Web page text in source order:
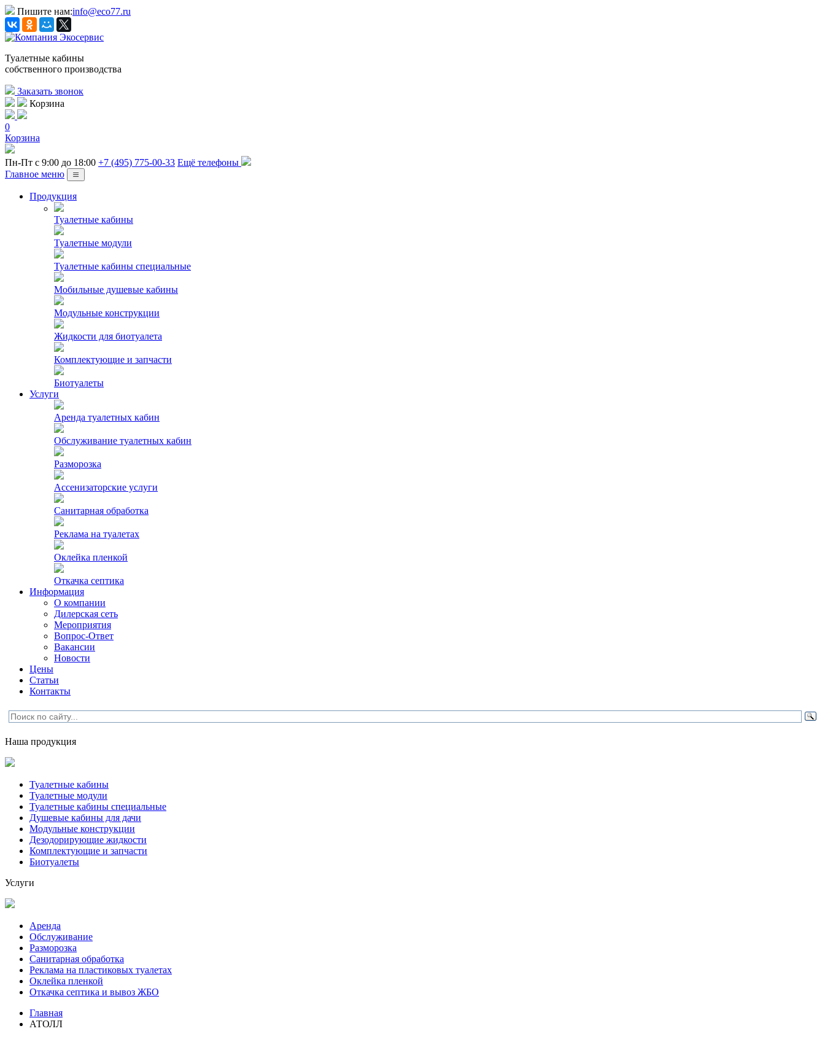
Пишите нам:info@eco77.ru
Туалетные кабины
собственного производства
Заказать звонок
Корзина
0
Корзина
Пн-Пт с 9:00 до 18:00 +7 (495) 775-00-33 Ещё телефоны
Главное меню
Продукция
Туалетные кабины
Туалетные модули
Туалетные кабины специальные
Мобильные душевые кабины
Модульные конструкции
Жидкости для биотуалета
Комплектующие и запчасти
Биотуалеты
Услуги
Аренда туалетных кабин
Обслуживание туалетных кабин
Разморозка
Ассенизаторские услуги
Санитарная обработка
Реклама на туалетах
Оклейка пленкой
Откачка септика
Информация
О компании
Дилерская сеть
Мероприятия
Вопрос-Ответ
Вакансии
Новости
Цены
Статьи
Контакты
Наша продукция
Туалетные кабины
Туалетные модули
Туалетные кабины специальные
Душевые кабины для дачи
Модульные конструкции
Дезодорирующие жидкости
Комплектующие и запчасти
Биотуалеты
Услуги
Аренда
Обслуживание
Разморозка
Санитарная обработка
Реклама на пластиковых туалетах
Оклейка пленкой
Откачка септика и вывоз ЖБО
Главная
АТОЛЛ